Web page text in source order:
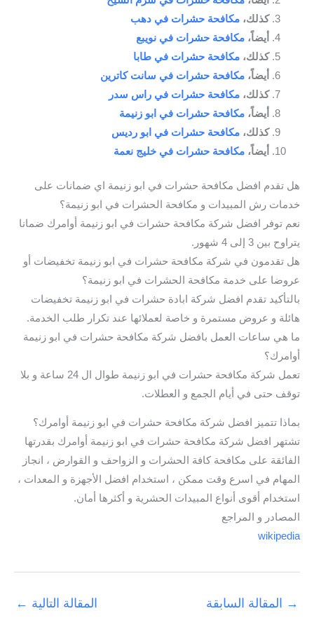
كذلك، مكافحة حشرات في دهب
أيضاً، مكافحة حشرات في نويبع
كذلك، مكافحة حشرات في طابا
أيضاً، مكافحة حشرات في سانت كاترين
كذلك، مكافحة حشرات في راس سدر
أيضاً، مكافحة حشرات في ابو زنيمة
كذلك، مكافحة حشرات في ابو رديس
أيضاً، مكافحة حشرات في خليج نعمة
هل تقدم افضل مكافحة حشرات في ابو زنيمة اي ضمانات على
خدمات رش المبيدات و مكافحة الحشرات في ابو زنيمة؟
نعم توفر افضل شركة مكافحة حشرات في ابو زنيمة أوامرك ضمانا
يتراوح بين 3 إلى 4 شهور.
هل تقدمون في شركة مكافحة حشرات في ابو زنيمة تخفيضات أو
عروضا على خدمة مكافحة الحشرات في ابو زنيمة؟
بالتأكيد تقدم افضل شركة ابادة حشرات في ابو زنيمة تخفيضات
هائلة و عروض مستمرة و خاصة لعملائها عند تكرار طلب الخدمة.
ما هي ساعات العمل بافضل شركة مكافحة حشرات في ابو زنيمة
أوامرك؟
تعمل شركة مكافحة حشرات في ابو زنيمة طوال ال 24 ساعة و بلا
توقف حتى في أيام الجمع و العطلات.
بماذا تتميز افضل شركة مكافحة حشرات في ابو زنيمة أوامرك؟
تشتهر افضل شركة مكافحة حشرات في ابو زنيمة أوامرك بقدرتها
الفائقة على مكافحة كافة الحشرات و الزواحف و القوارض ، انجاز
المهام في اسرع وقت ممكن ، استخدام افضل الأجهزة و المعدات ،
استخدام أقوى أنواع المبيدات الحشرية و أكثرها أمان.
المصادر و المراجع
wikipedia
→ المقالة السابقة المقالة التالية ←